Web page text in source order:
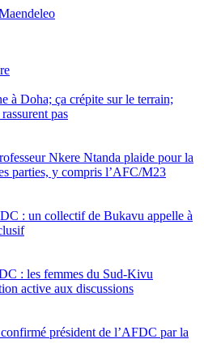
à Doha; ça crépite sur le terrain;
pas
Nkere Ntanda plaide pour la
parties, y compris l’AFC/M23
: un collectif de Bukavu appelle à
: les femmes du Sud-Kivu
active aux discussions
président de l’AFDC par la